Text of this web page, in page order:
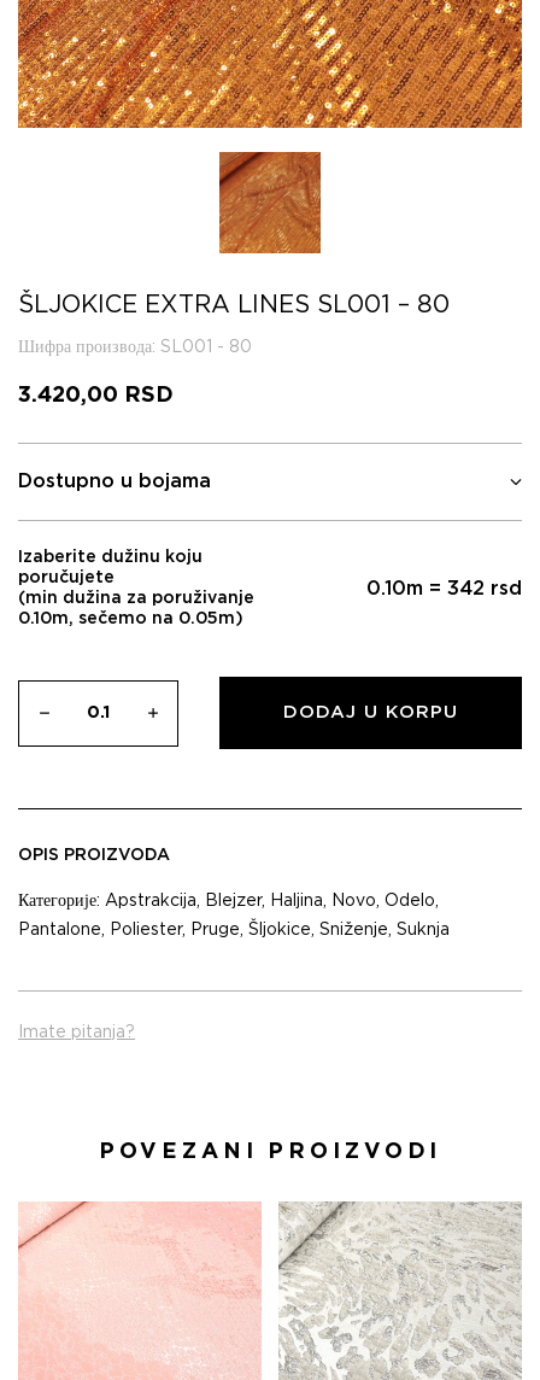
ŠLJOKICE EXTRA LINES SL001 – 80
Шифра производа: SL001 - 80
3.420,00 RSD
Dostupno u bojama
Izaberite dužinu koju
poručujete
(min dužina za poruživanje
0.10m, sečemo na 0.05m)
0.10m = 342 rsd
DODAJ U KORPU
OPIS PROIZVODA
Категорије: Apstrakcija, Blejzer, Haljina, Novo, Odelo,
Pantalone, Poliester, Pruge, Šljokice, Sniženje, Suknja
Imate pitanja?
POVEZANI PROIZVODI